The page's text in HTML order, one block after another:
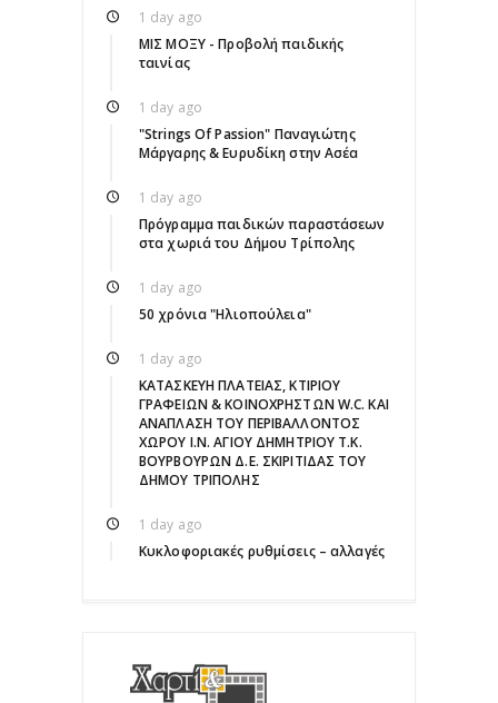
1 day ago
ΜΙΣ ΜΟΞΥ - Προβολή παιδικής
ταινίας
1 day ago
"Strings Of Passion" Παναγιώτης
Μάργαρης & Ευρυδίκη στην Ασέα
1 day ago
Πρόγραμμα παιδικών παραστάσεων
στα χωριά του Δήμου Τρίπολης
1 day ago
50 χρόνια "Ηλιοπούλεια"
1 day ago
ΚΑΤΑΣΚΕΥΗ ΠΛΑΤΕΙΑΣ, ΚΤΙΡΙΟΥ
ΓΡΑΦΕΙΩΝ & ΚΟΙΝΟΧΡΗΣΤΩΝ W.C. ΚΑΙ
ΑΝΑΠΛΑΣΗ ΤΟΥ ΠΕΡΙΒΑΛΛΟΝΤΟΣ
ΧΩΡΟΥ Ι.Ν. ΑΓΙΟΥ ΔΗΜΗΤΡΙΟΥ Τ.Κ.
ΒΟΥΡΒΟΥΡΩΝ Δ.Ε. ΣΚΙΡΙΤΙΔΑΣ ΤΟΥ
ΔΗΜΟΥ ΤΡΙΠΟΛΗΣ
1 day ago
Κυκλοφοριακές ρυθμίσεις – αλλαγές